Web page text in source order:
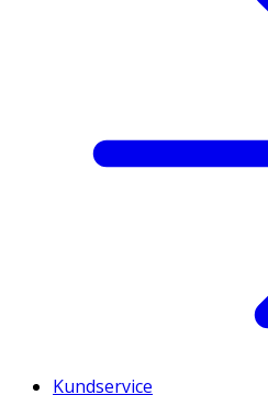
Kundservice